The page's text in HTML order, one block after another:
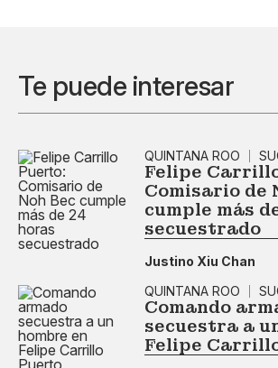
Te puede interesar
QUINTANA ROO
Felipe
Comisario de
cumple más
secuestrado
Justino Xiu Chan
QUINTANA ROO
Comando
secuestra a
Felipe